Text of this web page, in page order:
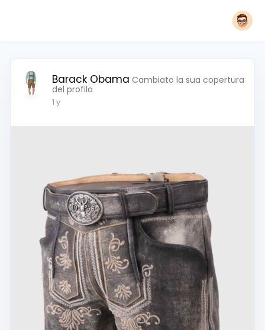
Barack Obama Cambiato la sua copertura
del profilo
1 y